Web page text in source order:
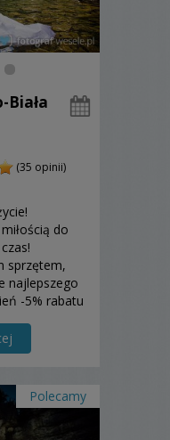
Biała
(35 opinii)
do
sprzętem,
najlepszego
-5% rabatu
Polecamy